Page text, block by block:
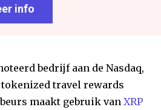
info
bedrijf aan de Nasdaq,
travel rewards
maakt gebruik van XRP